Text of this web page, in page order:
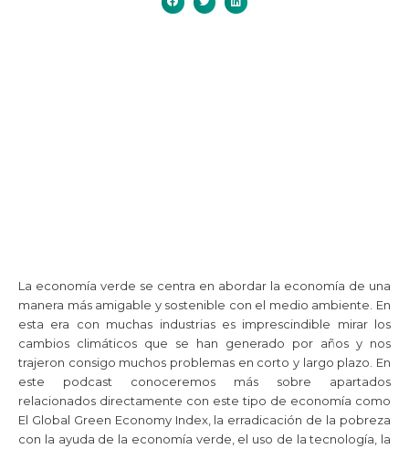
La economía verde se centra en abordar la economía de una
manera más amigable y sostenible con el medio ambiente. En
esta era con muchas industrias es imprescindible mirar los
cambios climáticos que se han generado por años y nos
trajeron consigo muchos problemas en corto y largo plazo. En
este podcast conoceremos más sobre apartados
relacionados directamente con este tipo de economía como
El Global Green Economy Index, la erradicación de la pobreza
con la ayuda de la economía verde, el uso de la tecnología, la